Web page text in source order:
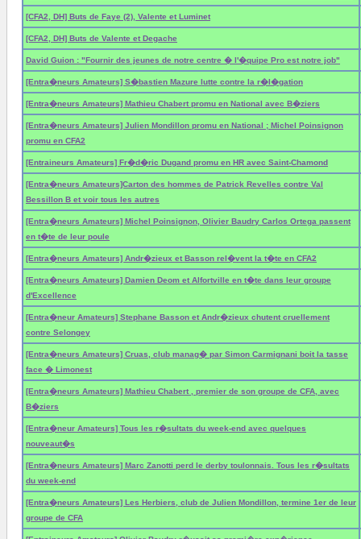
[CFA2, DH] Buts de Faye (2), Valente et Luminet
[CFA2, DH] Buts de Valente et Degache
David Guion : "Fournir des jeunes de notre centre � l'�quipe Pro est notre job"
[Entra�neurs Amateurs] S�bastien Mazure lutte contre la r�l�gation
[Entra�neurs Amateurs] Mathieu Chabert promu en National avec B�ziers
[Entra�neurs Amateurs] Julien Mondillon promu en National ; Michel Poinsignon
promu en CFA2
[Entraineurs Amateurs] Fr�d�ric Dugand promu en HR avec Saint-Chamond
[Entra�neurs Amateurs]Carton des hommes de Patrick Revelles contre Val
Bessillon B et voir tous les autres
[Entra�neurs Amateurs] Michel Poinsignon, Olivier Baudry Carlos Ortega passent
en t�te de leur poule
[Entra�neurs Amateurs] Andr�zieux et Basson rel�vent la t�te en CFA2
[Entra�neurs Amateurs] Damien Deom et Alfortville en t�te dans leur groupe
d'Excellence
[Entra�neur Amateurs] Stephane Basson et Andr�zieux chutent cruellement
contre Selongey
[Entra�neurs Amateurs] Cruas, club manag� par Simon Carmignani boit la tasse
face � Limonest
[Entra�neurs Amateurs] Mathieu Chabert , premier de son groupe de CFA, avec
B�ziers
[Entra�neur Amateurs] Tous les r�sultats du week-end avec quelques
nouveaut�s
[Entra�neurs Amateurs] Marc Zanotti perd le derby toulonnais. Tous les r�sultats
du week-end
[Entra�neurs Amateurs] Les Herbiers, club de Julien Mondillon, termine 1er de leur
groupe de CFA